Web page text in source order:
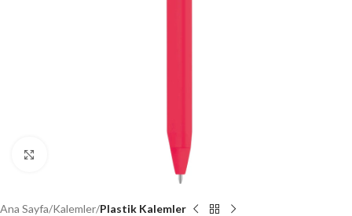
Ana Sayfa Kalemler Plastik Kalemler